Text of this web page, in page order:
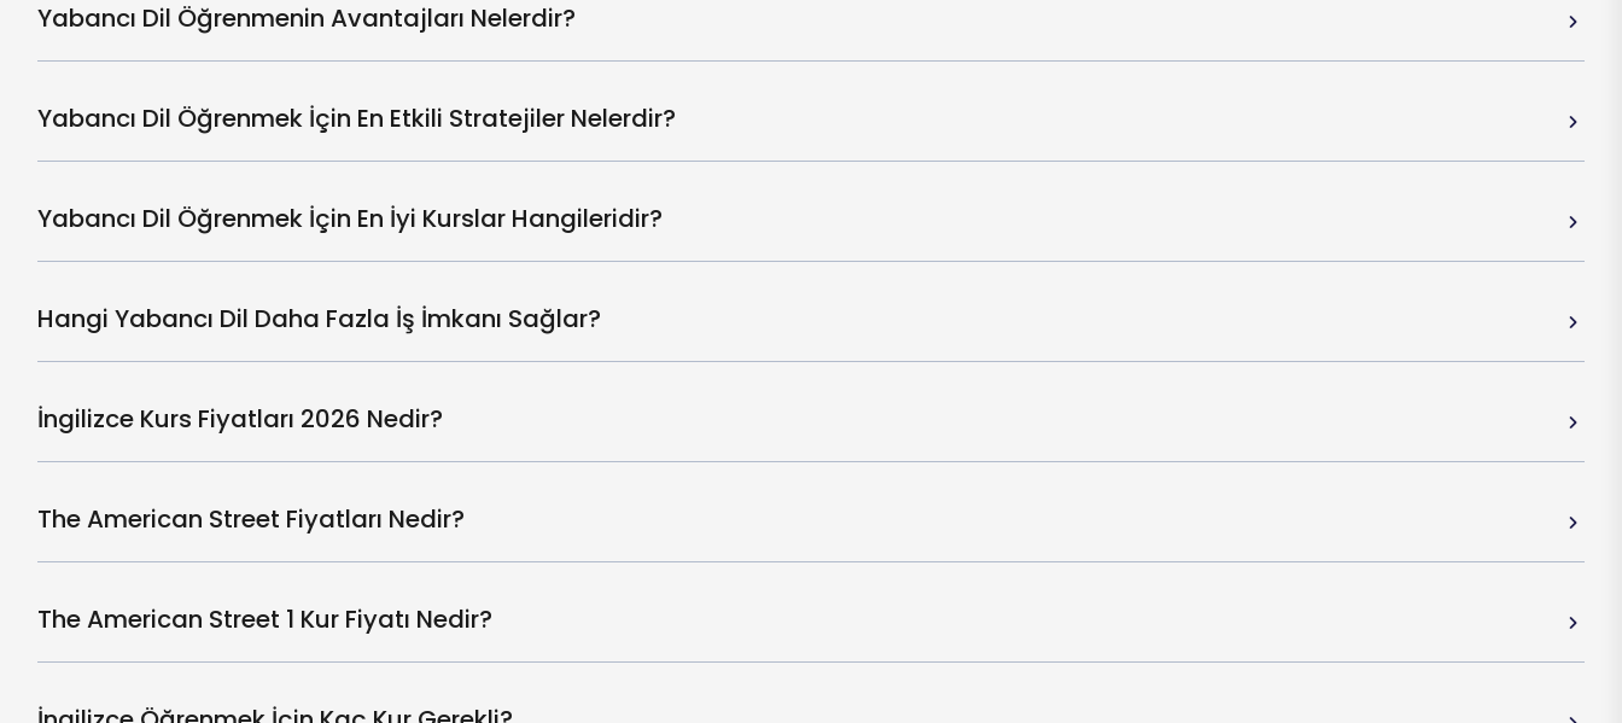
Yabancı Dil Öğrenmenin Avantajları Nelerdir?
Yabancı Dil Öğrenmek İçin En Etkili Stratejiler Nelerdir?
Yabancı Dil Öğrenmek İçin En İyi Kurslar Hangileridir?
Hangi Yabancı Dil Daha Fazla İş İmkanı Sağlar?
İngilizce Kurs Fiyatları 2026 Nedir?
The American Street Fiyatları Nedir?
The American Street 1 Kur Fiyatı Nedir?